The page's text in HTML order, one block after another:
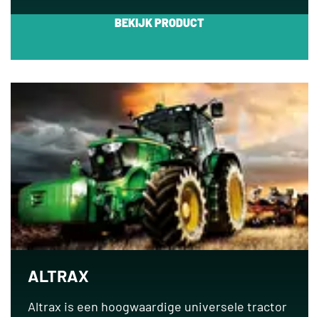
ALTRAX
Altrax is een hoogwaardige universele tractor